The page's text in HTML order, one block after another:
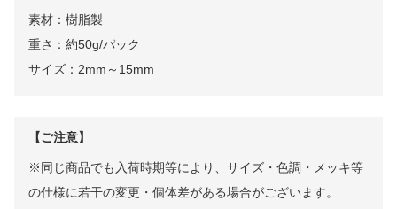
素材：樹脂製
重さ：約50g/パック
サイズ：2mm～15mm
【ご注意】
※同じ商品でも入荷時期等により、サイズ・色調・メッキ等
の仕様に若干の変更・個体差がある場合がございます。